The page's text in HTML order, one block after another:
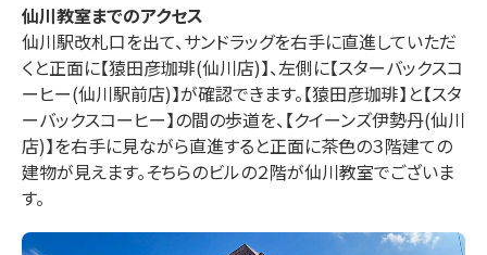
仙川教室までのアクセス
仙川駅改札口を出て、サンドラッグを右手に直進していただ
くと正面に【猿田彦珈琲(仙川店)】、左側に【スターバックスコ
ーヒー(仙川駅前店)】が確認できます。【猿田彦珈琲】と【スタ
ーバックスコーヒー】の間の歩道を、【クイーンズ伊勢丹(仙川
店)】を右手に見ながら直進すると正面に茶色の３階建ての
建物が見えます。そちらのビルの２階が仙川教室でございま
す。